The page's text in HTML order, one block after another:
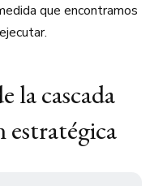
que encontramos
la cascada
estratégica